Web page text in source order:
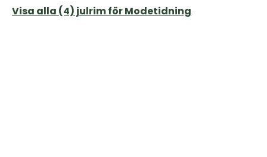
Visa alla (4) julrim för Modetidning